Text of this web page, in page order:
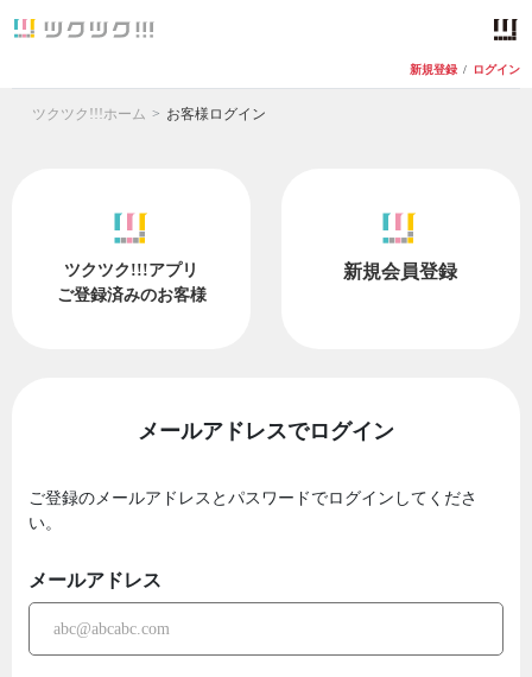
新規登録 / ログイン
ツクツク!!!ホーム お客様ログイン
ツクツク!!!アプリ
ご登録済みのお客様
新規会員登録
メールアドレスでログイン
ご登録のメールアドレスとパスワードでログインしてくださ
い。
メールアドレス